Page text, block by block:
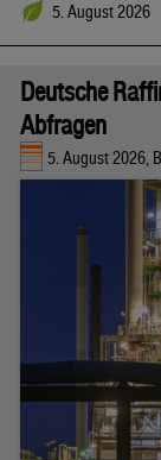
5. August 2026
Deutsche
Abfragen
5. August 2026,